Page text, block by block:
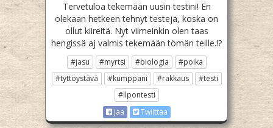
Tervetuloa tekemään uusin testini! En
olekaan hetkeen tehnyt testejä, koska on
ollut kiireitä. Nyt viimeinkin olen taas
hengissä aj valmis tekemään tömän teille.!?
#jasu #myrtsi #biologia
#poika
#tyttöystävä
#kumppani #rakkaus
#testi
#ilpontesti
Jaa
Twiittaa